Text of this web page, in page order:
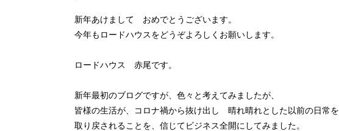
新年あけまして おめでとうございます。
今年もロードハウスをどうぞよろしくお願いします。
ロードハウス 赤尾です。
新年最初のブログですが、色々と考えてみましたが、
皆様の生活が、コロナ禍から抜け出し 晴れ晴れとした以前の日常を
取り戻されることを、信じてビジネス全開にしてみました。